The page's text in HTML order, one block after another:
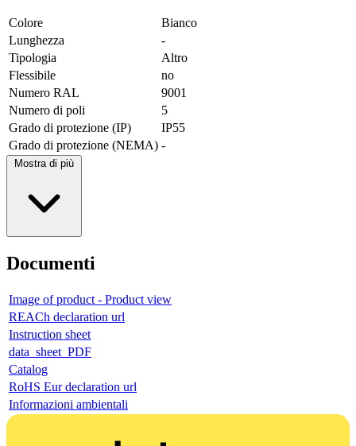
Colore
Bianco
Lunghezza
-
Tipologia
Altro
Flessibile
no
Numero RAL
9001
Numero di poli
5
Grado di protezione (IP)
IP55
Grado di protezione (NEMA) -
Mostra di più
Documenti
Image of product - Product view
REACh declaration url
Instruction sheet
data_sheet_PDF
Catalog
RoHS Eur declaration url
Informazioni ambientali